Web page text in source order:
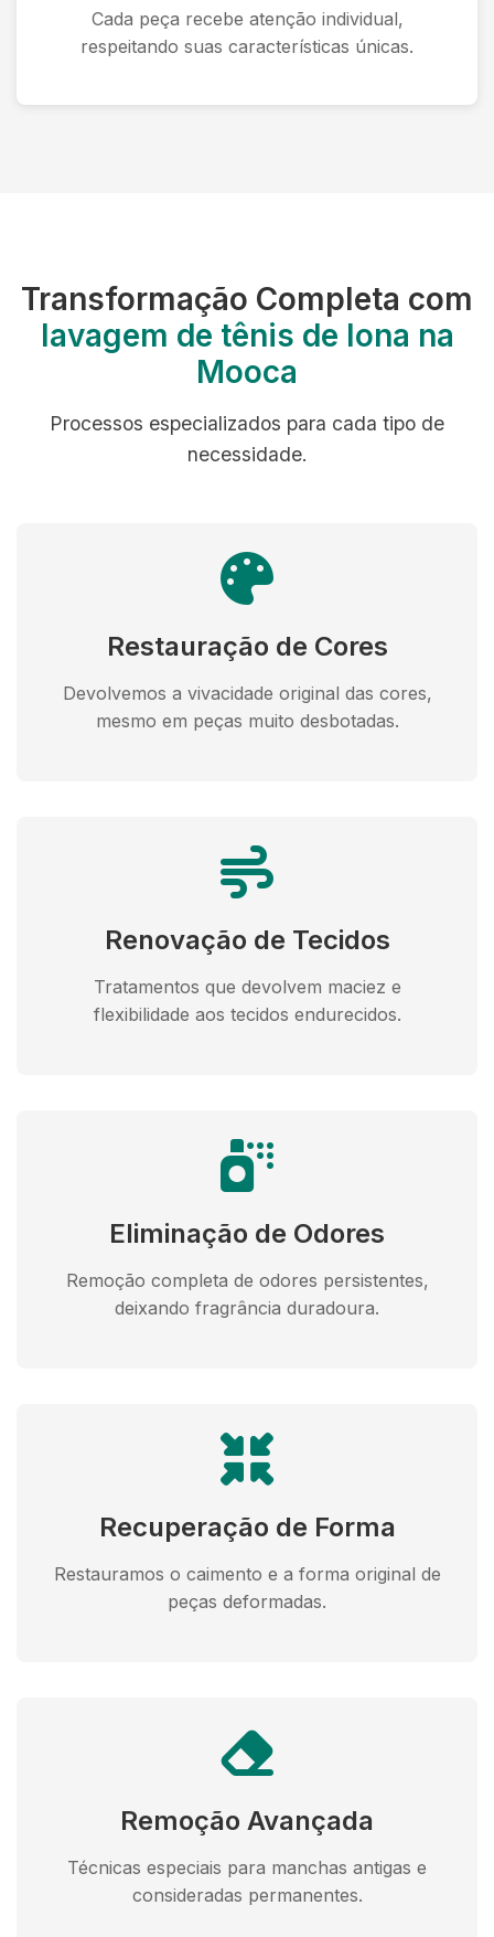
Cada peça recebe atenção individual,
respeitando suas características únicas.
Transformação Completa com
lavagem de tênis de lona na
Mooca
Processos especializados para cada tipo de
necessidade.
Restauração de Cores
Devolvemos a vivacidade original das cores,
mesmo em peças muito desbotadas.
Renovação de Tecidos
Tratamentos que devolvem maciez e
flexibilidade aos tecidos endurecidos.
Eliminação de Odores
Remoção completa de odores persistentes,
deixando fragrância duradoura.
Recuperação de Forma
Restauramos o caimento e a forma original de
peças deformadas.
Remoção Avançada
Técnicas especiais para manchas antigas e
consideradas permanentes.